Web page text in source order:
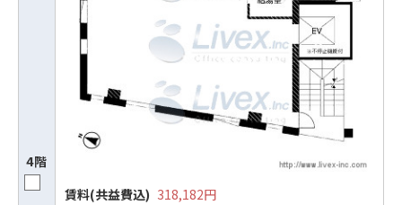
4階
賃料(共益費込) 318,182円
スムーズにご案内できます
0120-620-213
平日 9:00〜18:00
フォームでお問い合わせ